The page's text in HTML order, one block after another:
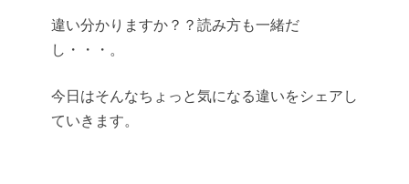
違い分かりますか？？読み方も一緒だ
し・・・。
今日はそんなちょっと気になる違いをシェアし
ていきます。